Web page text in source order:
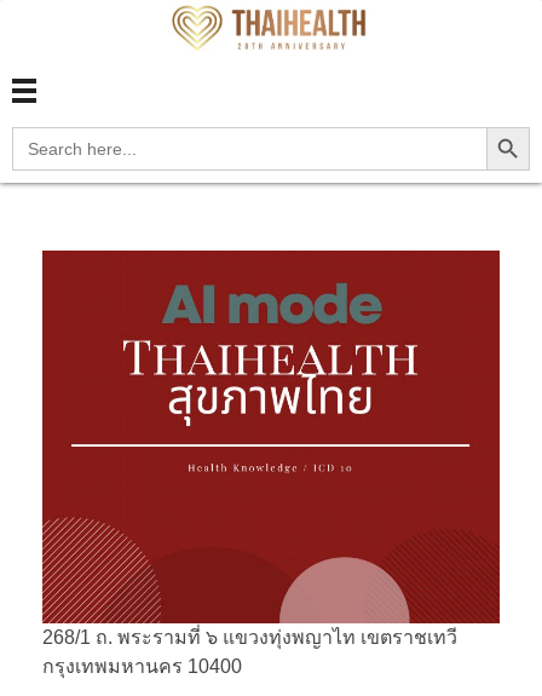
Search
for:
Search Button
268/1 ถ. พระรามที่ ๖ แขวงทุ่งพญาไท เขตราชเทวี
กรุงเทพมหานคร 10400